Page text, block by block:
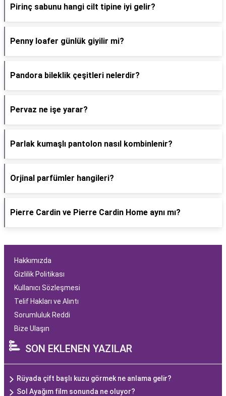
Pirinç sabunu hangi cilt tipine iyi gelir?
Penny loafer günlük giyilir mi?
Pandora bileklik çeşitleri nelerdir?
Pervaz ne işe yarar?
Parlak kumaşlı pantolon nasıl kombinlenir?
Orjinal parfümler hangileri?
Pierre Cardin ve Pierre Cardin Home aynı mı?
Hakkımızda
Gizlilik Politikası
Kullanıcı Sözleşmesi
Telif Hakları ve Alıntı
Sorumluluk Reddi
Bize Ulaşın
SON EKLENEN YAZILAR
Rüyada çift başlı kuzu görmek ne anlama gelir?
Sol Ayağım film sonunda ne oluyor?